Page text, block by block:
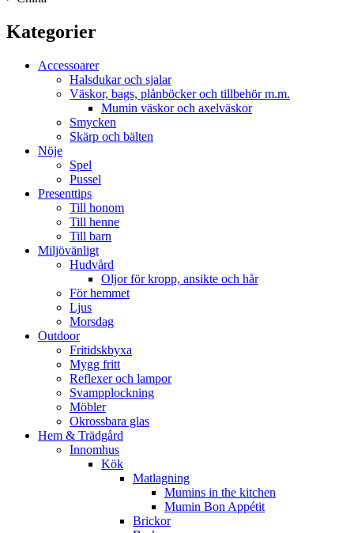
Kategorier
Accessoarer
Halsdukar och sjalar
Väskor, bags, plånböcker och tillbehör m.m.
Mumin väskor och axelväskor
Smycken
Skärp och bälten
Nöje
Spel
Pussel
Presenttips
Till honom
Till henne
Till barn
Miljövänligt
Hudvård
Oljor för kropp, ansikte och hår
För hemmet
Ljus
Morsdag
Outdoor
Fritidskbyxa
Mygg fritt
Reflexer och lampor
Svampplockning
Möbler
Okrossbara glas
Hem & Trädgård
Innomhus
Kök
Matlagning
Mumins in the kitchen
Mumin Bon Appétit
Brickor